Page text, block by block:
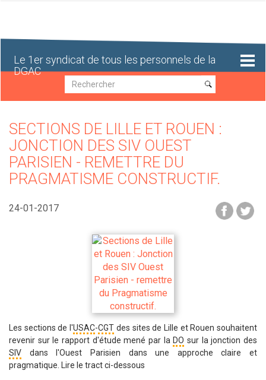
Le 1er syndicat de tous les personnels de la
DGAC
Recherche
Recherche
SECTIONS DE LILLE ET ROUEN :
JONCTION DES SIV OUEST
PARISIEN - REMETTRE DU
PRAGMATISME CONSTRUCTIF.
24-01-2017
Les sections de l'USAC-CGT des sites de Lille et Rouen souhaitent
revenir sur le rapport d'étude mené par la DO sur la jonction des
SIV dans l'Ouest Parisien dans une approche claire et
pragmatique. Lire le tract ci-dessous